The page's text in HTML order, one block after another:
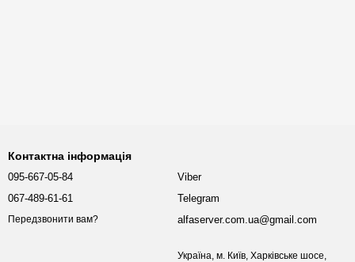
Контактна інформація
095-667-05-84
067-489-61-61
Передзвонити вам?
Viber
Telegram
alfaserver.com.ua@gmail.com
Україна, м. Київ, Харківське шосе,